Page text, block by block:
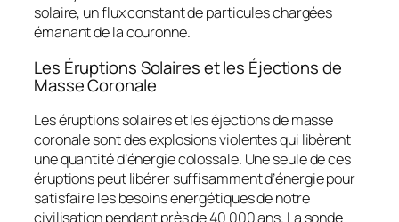
solaire, un flux constant de particules chargées
émanant de la couronne.
Les Éruptions Solaires et les Éjections de
Masse Coronale
Les éruptions solaires et les éjections de masse
coronale sont des explosions violentes qui libèrent
une quantité d’énergie colossale. Une seule de ces
éruptions peut libérer suffisamment d’énergie pour
satisfaire les besoins énergétiques de notre
civilisation pendant près de 40 000 ans. La sonde